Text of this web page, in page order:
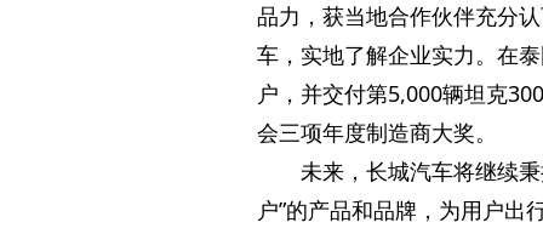
品力，获当地合作伙伴充分
车，实地了解企业实力。在
户，并交付第5,000辆坦克
会三项年度制造商大奖。
未来，长城汽车将继续
户”的产品和品牌，为用户出